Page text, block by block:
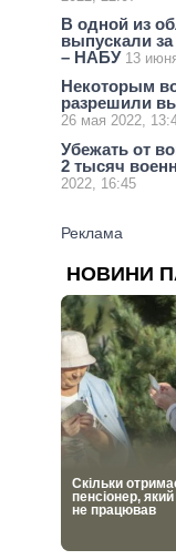
В одной из
выпускали
– НАБУ 13
Некоторым
разрешили
26 мая 2022,
Убежать от
2 тысяч
2022, 16:45